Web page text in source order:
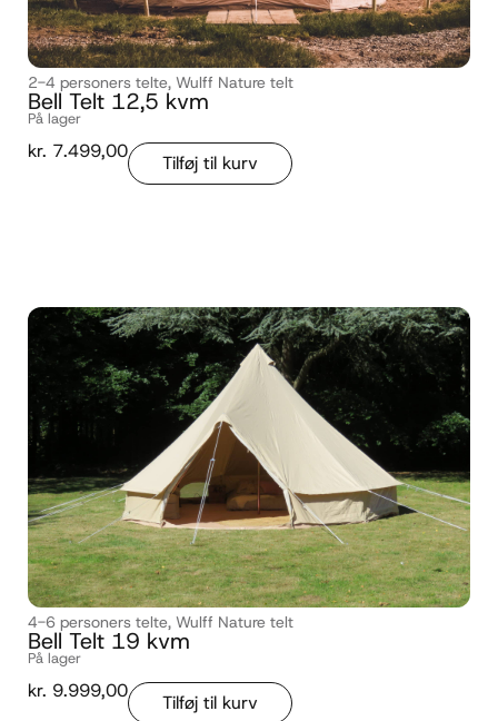
2-4 personers telte, Wulff Nature telt
Bell Telt 12,5 kvm
På lager
kr. 7.499,00
Tilføj til kurv
4-6 personers telte, Wulff Nature telt
Bell Telt 19 kvm
På lager
kr. 9.999,00
Tilføj til kurv